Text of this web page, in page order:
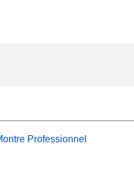
Professionnel